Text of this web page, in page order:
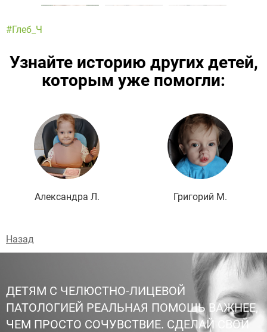
#Глеб_Ч
Узнайте историю других детей,
которым уже помогли:
Александра Л.
Подробнее
Григорий М.
Назад
ДЕТЯМ С ЧЕЛЮСТНО-ЛИЦЕВОЙ
ПАТОЛОГИЕЙ РЕАЛЬНАЯ ПОМОЩЬ ВАЖНЕЕ,
ЧЕМ ПРОСТО СОЧУВСТВИЕ. СДЕЛАЙ СВОЙ